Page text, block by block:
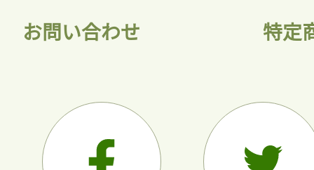
お問い合わせ 特定